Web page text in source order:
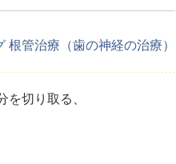
根管治療（歯の神経の治療）
切り取る、